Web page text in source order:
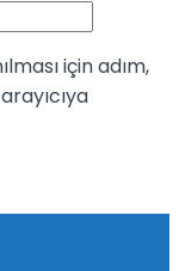
için adım,